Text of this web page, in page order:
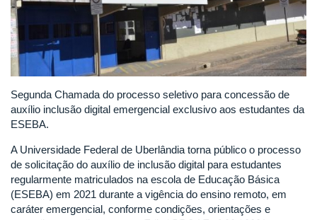
Segunda Chamada do processo seletivo para concessão de
auxílio inclusão digital emergencial exclusivo aos estudantes da
ESEBA.
A Universidade Federal de Uberlândia torna público o processo
de solicitação do auxílio de inclusão digital para estudantes
regularmente matriculados na escola de Educação Básica
(ESEBA) em 2021 durante a vigência do ensino remoto, em
caráter emergencial, conforme condições, orientações e